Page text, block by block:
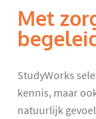
Met
StudyWorks
kennis, maar
natuurlijk